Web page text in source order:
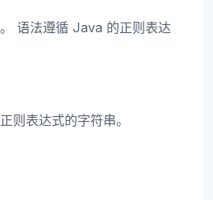
语法遵循 Java 的正则表达
则表达式的字符串。